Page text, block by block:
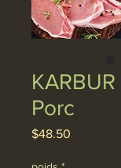
Porc
$48.50